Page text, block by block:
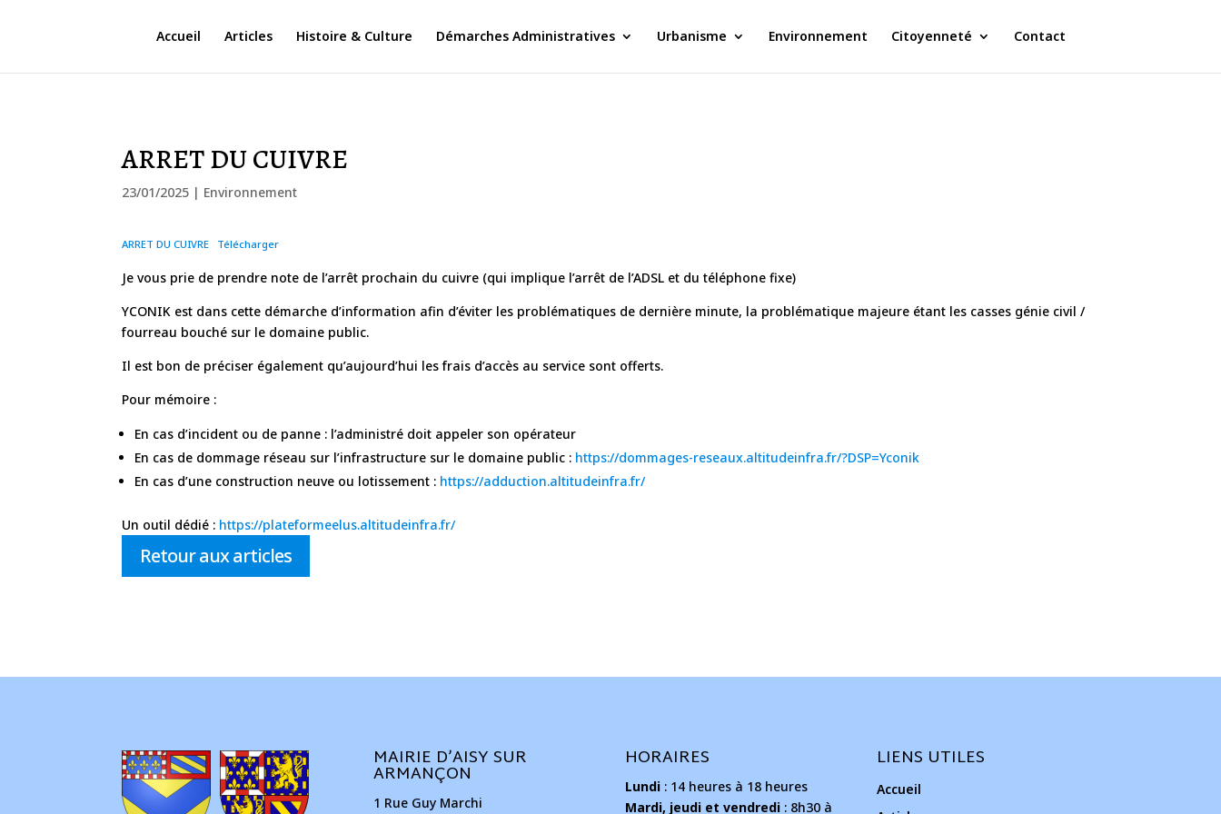
Accueil Articles Histoire & Culture Démarches Administratives Urbanisme Environnement Citoyenneté Contact
ARRET DU CUIVRE
23/01/2025 | Environnement
ARRET DU CUIVRE Télécharger
Je vous prie de prendre note de l’arrêt prochain du cuivre (qui implique l’arrêt de l’ADSL et du téléphone fixe)
YCONIK est dans cette démarche d’information afin d’éviter les problématiques de dernière minute, la problématique majeure étant les casses génie civil /
fourreau bouché sur le domaine public.
Il est bon de préciser également qu’aujourd’hui les frais d’accès au service sont offerts.
Pour mémoire :
En cas d’incident ou de panne : l’administré doit appeler son opérateur
En cas de dommage réseau sur l’infrastructure sur le domaine public : https://dommages-reseaux.altitudeinfra.fr/?DSP=Yconik
En cas d’une construction neuve ou lotissement : https://adduction.altitudeinfra.fr/
Un outil dédié : https://plateformeelus.altitudeinfra.fr/
Retour aux articles
MAIRIE D’AISY SUR
ARMANÇON
1 Rue Guy Marchi
HORAIRES
Lundi : 14 heures à 18 heures
Mardi, jeudi et vendredi : 8h30 à
LIENS UTILES
Accueil